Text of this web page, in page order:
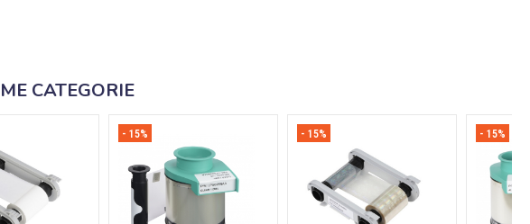
CATEGORIE
- 15% - 15% - 15%